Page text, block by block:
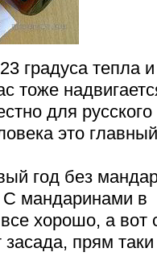
градуса тепла
тоже
для
это
год без
С мандаринами в
все хорошо, а вот
засада, прям таки